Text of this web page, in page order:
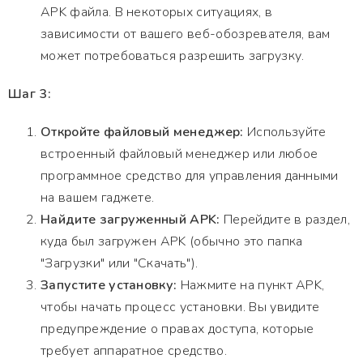
APK файла. В некоторых ситуациях, в
зависимости от вашего веб-обозревателя, вам
может потребоваться разрешить загрузку.
Шаг 3:
Откройте файловый менеджер: Используйте
встроенный файловый менеджер или любое
программное средство для управления данными
на вашем гаджете.
Найдите загруженный APK: Перейдите в раздел,
куда был загружен APK (обычно это папка
"Загрузки" или "Скачать").
Запустите установку: Нажмите на пункт APK,
чтобы начать процесс установки. Вы увидите
предупреждение о правах доступа, которые
требует аппаратное средство.